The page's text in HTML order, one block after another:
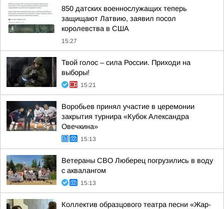
850 датских военнослужащих теперь
защищают Латвию, заявил посол
королевства в США
15:27
Твой голос – сила России. Приходи на
выборы!
15:21
Воробьев принял участие в церемонии
закрытия турнира «Кубок Александра
Овечкина»
15:13
Ветераны СВО Люберец погрузились в воду
с аквалангом
15:13
Коллектив образцового театра песни «Жар-